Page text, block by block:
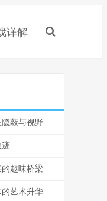
详解
蔽与视野
迹
趣味桥梁
艺术升华